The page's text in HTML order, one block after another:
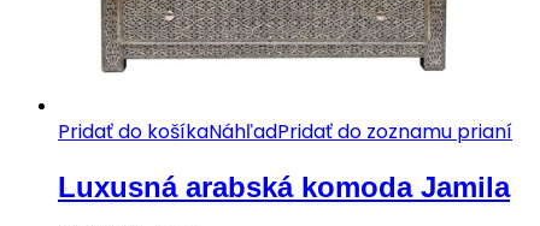
Pridať do košíkaNáhľadPridať do zoznamu prianí
Luxusná arabská komoda Jamila